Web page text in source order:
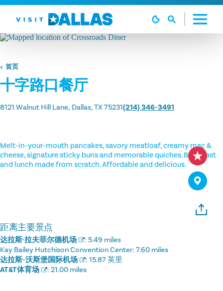
跳转到内容
首页
十字路口餐厅
8121 Walnut Hill Lane Dallas, TX 75231(214) 346-3491
Melt-in-your-mouth pancakes, savory meatloaf, creamy mac &
cheese, signature sticky buns and memorable quiches. Breakfast
and lunch made from scratch. Affordable and delicious.
距离主要景点
达拉斯·拉夫菲尔德机场 : 5.49 miles
Kay Bailey Hutchison Convention Center: 7.60 miles
达拉斯-沃斯堡国际机场
: 15.87 英里
AT&T体育场
: 21.00 miles